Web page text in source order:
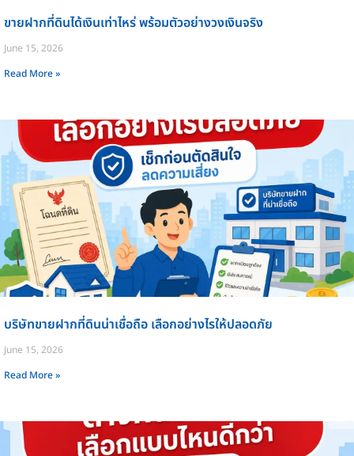
ขายฝากที่ดินได้เงินเท่าไหร่ พร้อมตัวอย่างวงเงินจริง
June 15, 2026
Read More »
บริษัทขายฝากที่ดินน่าเชื่อถือ เลือกอย่างไรให้ปลอดภัย
June 15, 2026
Read More »